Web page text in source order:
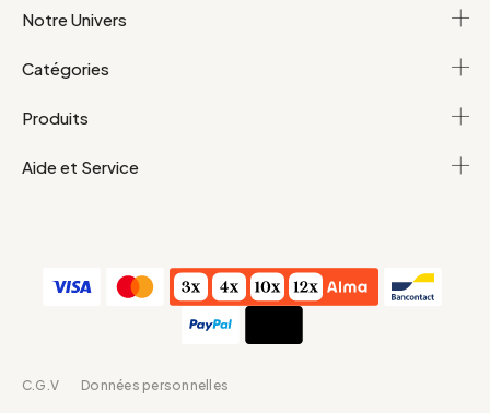
Notre Univers
Catégories
Produits
Aide et Service
C.G.V Données personnelles